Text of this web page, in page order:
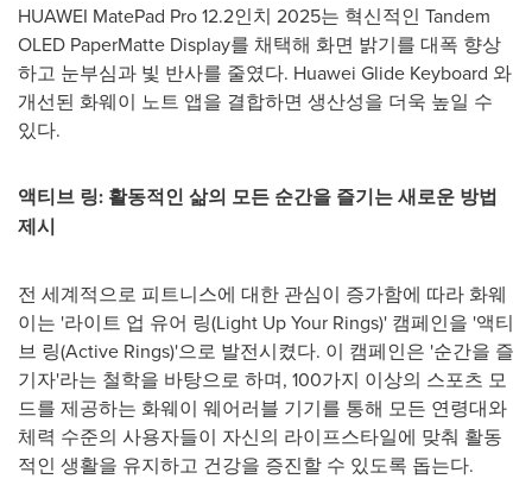
HUAWEI MatePad Pro 12.2인치 2025는 혁신적인 Tandem
OLED PaperMatte Display를 채택해 화면 밝기를 대폭 향상
하고 눈부심과 빛 반사를 줄였다. Huawei Glide Keyboard 와
개선된 화웨이 노트 앱을 결합하면 생산성을 더욱 높일 수
있다.
액티브 링: 활동적인 삶의 모든 순간을 즐기는 새로운 방법
제시
전 세계적으로 피트니스에 대한 관심이 증가함에 따라 화웨
이는 '라이트 업 유어 링(Light Up Your Rings)' 캠페인을 '액티
브 링(Active Rings)'으로 발전시켰다. 이 캠페인은 '순간을 즐
기자'라는 철학을 바탕으로 하며, 100가지 이상의 스포츠 모
드를 제공하는 화웨이 웨어러블 기기를 통해 모든 연령대와
체력 수준의 사용자들이 자신의 라이프스타일에 맞춰 활동
적인 생활을 유지하고 건강을 증진할 수 있도록 돕는다.